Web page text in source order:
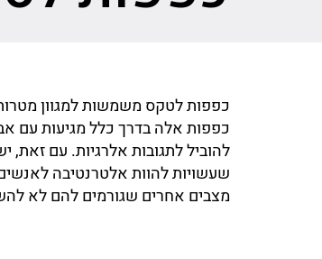
כפפות לטקס משמשות למגוון
כפפות אלה בדרך כלל מגיעות עם
להוביל לתגובות אלרגיות. עם
שעשויות להוות אלטרנטיבה
מצבים אחרים שגורמים להם לא